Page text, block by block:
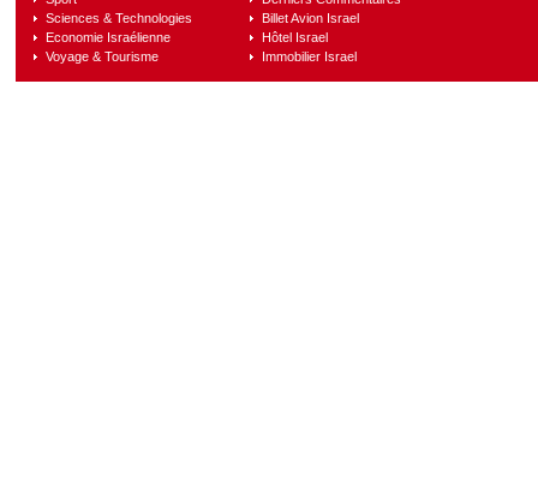
Sciences & Technologies
Economie Israélienne
Voyage & Tourisme
Billet Avion Israel
Hôtel Israel
Immobilier Israel